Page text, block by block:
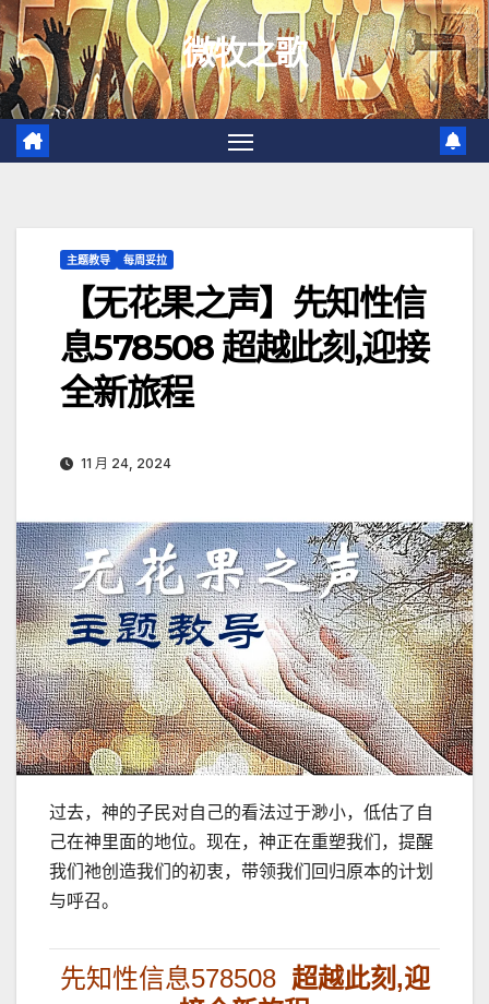
跳
至
内
容
微牧之歌
主题教导 每周妥拉
【无花果之声】先知性信
息578508 超越此刻,迎接
全新旅程
11 月 24, 2024
过去，神的子民对自己的看法过于渺小，低估了自
己在神里面的地位。现在，神正在重塑我们，提醒
我们祂创造我们的初衷，带领我们回归原本的计划
与呼召。
先知性信息578508超越此刻,迎